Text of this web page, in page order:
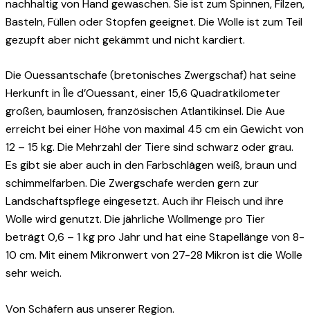
nachhaltig von Hand gewaschen. Sie ist zum Spinnen, Filzen,
Basteln, Füllen oder Stopfen geeignet. Die Wolle ist zum Teil
gezupft aber nicht gekämmt und nicht kardiert.
Die Ouessantschafe (bretonisches Zwergschaf) hat seine
Herkunft in Île d’Ouessant, einer 15,6 Quadratkilometer
großen, baumlosen, französischen Atlantikinsel. Die Aue
erreicht bei einer Höhe von maximal 45 cm ein Gewicht von
12 – 15 kg. Die Mehrzahl der Tiere sind schwarz oder grau.
Es gibt sie aber auch in den Farbschlägen weiß, braun und
schimmelfarben. Die Zwergschafe werden gern zur
Landschaftspflege eingesetzt. Auch ihr Fleisch und ihre
Wolle wird genutzt. Die jährliche Wollmenge pro Tier
beträgt 0,6 – 1 kg pro Jahr und hat eine Stapellänge von 8-
10 cm. Mit einem Mikronwert von 27-28 Mikron ist die Wolle
sehr weich.
Von Schäfern aus unserer Region.